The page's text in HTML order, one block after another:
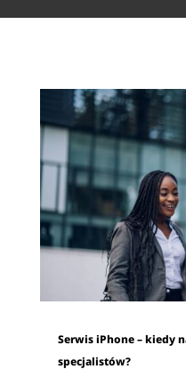
Serwis iPhone – kiedy
specjalistów?